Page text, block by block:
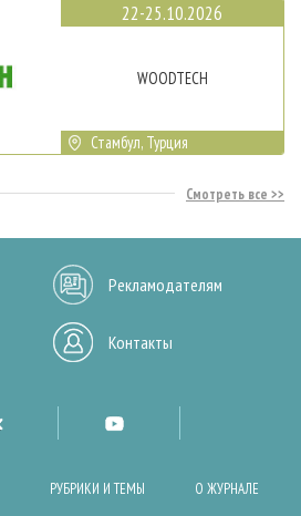
22-25.10.2026
WOODTECH
Стамбул, Турция
Смотреть все
Рекламодателям
Контакты
РУБРИКИ И ТЕМЫ О ЖУРНАЛЕ